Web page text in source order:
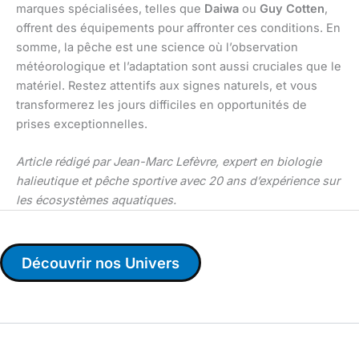
marques spécialisées, telles que Daiwa ou Guy Cotten,
offrent des équipements pour affronter ces conditions. En
somme, la pêche est une science où l’observation
météorologique et l’adaptation sont aussi cruciales que le
matériel. Restez attentifs aux signes naturels, et vous
transformerez les jours difficiles en opportunités de
prises exceptionnelles.
Article rédigé par Jean-Marc Lefèvre, expert en biologie
halieutique et pêche sportive avec 20 ans d’expérience sur
les écosystèmes aquatiques.
Découvrir nos Univers